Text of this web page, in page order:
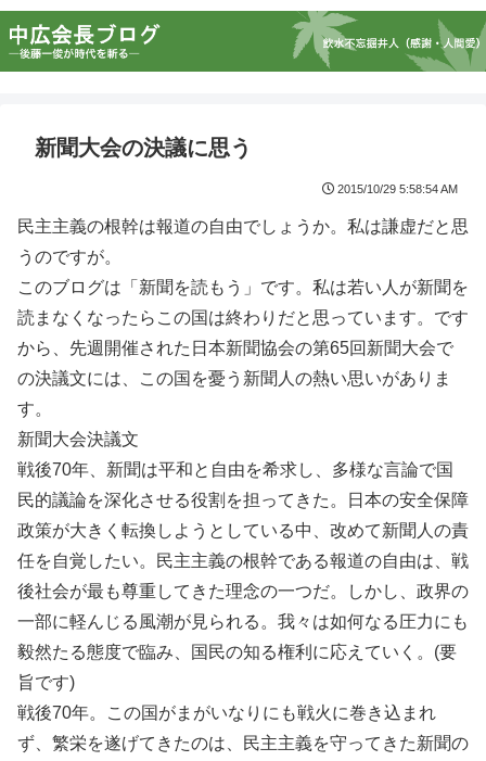
新聞大会の決議に思う
2015/10/29 5:58:54 AM
民主主義の根幹は報道の自由でしょうか。私は謙虚だと思
うのですが。
このブログは「新聞を読もう」です。私は若い人が新聞を
読まなくなったらこの国は終わりだと思っています。です
から、先週開催された日本新聞協会の第65回新聞大会で
の決議文には、この国を憂う新聞人の熱い思いがありま
す。
新聞大会決議文
戦後70年、新聞は平和と自由を希求し、多様な言論で国
民的議論を深化させる役割を担ってきた。日本の安全保障
政策が大きく転換しようとしている中、改めて新聞人の責
任を自覚したい。民主主義の根幹である報道の自由は、戦
後社会が最も尊重してきた理念の一つだ。しかし、政界の
一部に軽んじる風潮が見られる。我々は如何なる圧力にも
毅然たる態度で臨み、国民の知る権利に応えていく。(要
旨です)
戦後70年。この国がまがいなりにも戦火に巻き込まれ
ず、繁栄を遂げてきたのは、民主主義を守ってきた新聞の